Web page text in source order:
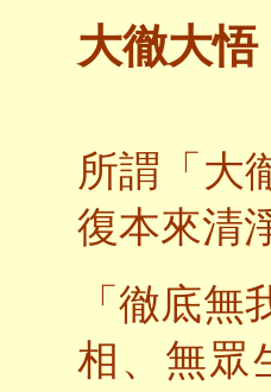
大徹大悟
所謂「大
復本來清
「徹底
相、無眾